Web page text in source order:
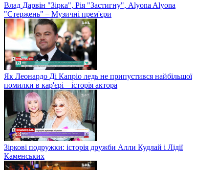
Влад Дарвін "Зірка", Рія "Застигну", Alyona Alyona
"Стержень" – Музичні прем'єри
Як Леонардо Ді Капріо ледь не припустився найбільшої
помилки в кар'єрі – історія актора
Зіркові подружки: історія дружби Алли Кудлай і Лідії
Каменських